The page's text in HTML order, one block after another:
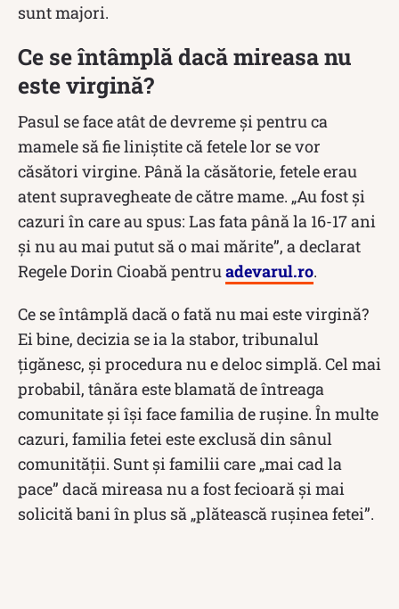
sunt majori.
Ce se întâmplă dacă mireasa nu
este virgină?
Pasul se face atât de devreme şi pentru ca
mamele să fie liniştite că fetele lor se vor
căsători virgine. Până la căsătorie, fetele erau
atent supravegheate de către mame. „Au fost şi
cazuri în care au spus: Las fata până la 16-17 ani
şi nu au mai putut să o mai mărite”, a declarat
Regele Dorin Cioabă pentru adevarul.ro.
Ce se întâmplă dacă o fată nu mai este virgină?
Ei bine, decizia se ia la stabor, tribunalul
ţigănesc, şi procedura nu e deloc simplă. Cel mai
probabil, tânăra este blamată de întreaga
comunitate şi îşi face familia de ruşine. În multe
cazuri, familia fetei este exclusă din sânul
comunităţii. Sunt și familii care „mai cad la
pace” dacă mireasa nu a fost fecioară și mai
solicită bani în plus să „plătească rușinea fetei”.